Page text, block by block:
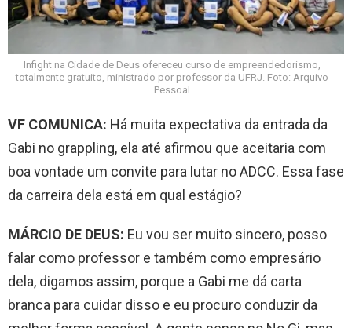
Infight na Cidade de Deus ofereceu curso de empreendedorismo,
totalmente gratuito, ministrado por professor da UFRJ. Foto: Arquivo
Pessoal
VF COMUNICA: Há muita expectativa da entrada da
Gabi no grappling, ela até afirmou que aceitaria com
boa vontade um convite para lutar no ADCC. Essa fase
da carreira dela está em qual estágio?
MÁRCIO DE DEUS: Eu vou ser muito sincero, posso
falar como professor e também como empresário
dela, digamos assim, porque a Gabi me dá carta
branca para cuidar disso e eu procuro conduzir da